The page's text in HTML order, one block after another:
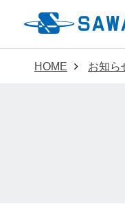
HOME お知ら